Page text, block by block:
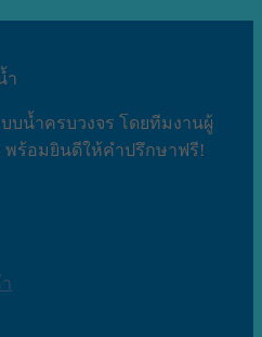
ำ
บน้ำครบวงจร โดยทีมงานผู้
พร้อมยินดีให้คำปรึกษาฟรี!